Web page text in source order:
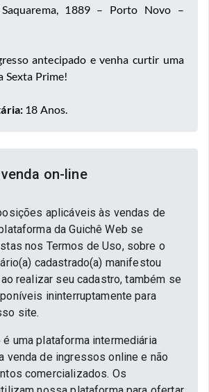
1889 – Porto Novo –
antecipado e venha curtir uma
Sexta Prime!
18 Anos.
on-line
aplicáveis às vendas de
da Guichê Web se
nos Termos de Uso, sobre o
cadastrado(a) manifestou
realizar seu cadastro, também se
ininterruptamente para
site.
é uma plataforma intermediária
venda de ingressos online e não
comercializados. Os